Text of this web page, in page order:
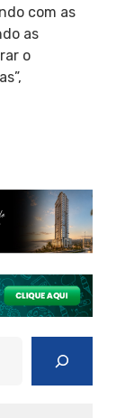
com as
as
o